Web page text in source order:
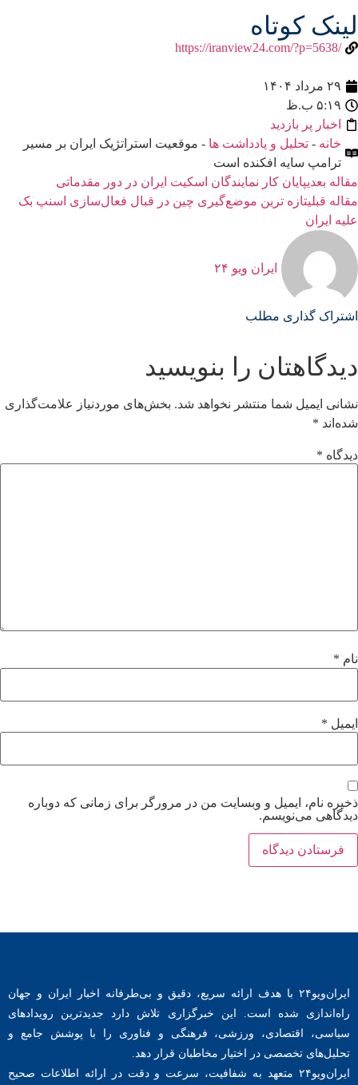
لینک کوتاه
/https://iranview24.com/?p=5638
۲۹ مرداد ۱۴۰۴
۵:۱۹ ب.ظ
اخبار پر بازدید
خانه - تحلیل و یادداشت ها - موقعیت استراتژیک ایران بر مسیر
ترامپ سایه افکنده است
مقاله بعدیپایان کار نمایندگان اسکیت ایران در دور مقدماتی
مقاله قبلیتازه ترین موضع‌گیری چین در قبال فعال‌سازی اسنپ بک
علیه ایران
ایران ویو ۲۴
اشتراک گذاری مطلب
دیدگاهتان را بنویسید
نشانی ایمیل شما منتشر نخواهد شد. بخش‌های موردنیاز علامت‌گذاری
شده‌اند *
دیدگاه *
نام *
ایمیل *
ذخیره نام، ایمیل و وبسایت من در مرورگر برای زمانی که دوباره
دیدگاهی می‌نویسم.
ایران‌ویو۲۴ با هدف ارائه سریع، دقیق و بی‌طرفانه اخبار ایران و جهان
راه‌اندازی شده است. این خبرگزاری تلاش دارد جدیدترین رویدادهای
سیاسی، اقتصادی، ورزشی، فرهنگی و فناوری را با پوشش جامع و
تحلیل‌های تخصصی در اختیار مخاطبان قرار دهد.
ایران‌ویو۲۴ متعهد به شفافیت، سرعت و دقت در ارائه اطلاعات صحیح